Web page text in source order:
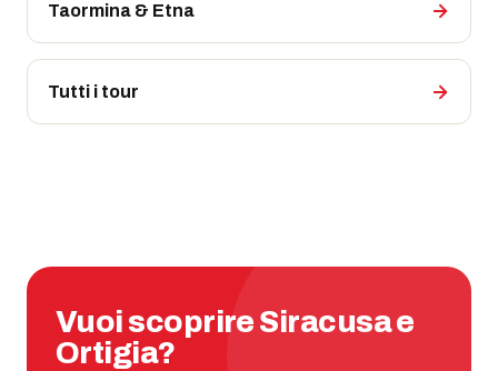
Taormina & Etna
Tutti i tour
Vuoi scoprire Siracusa e
Ortigia?